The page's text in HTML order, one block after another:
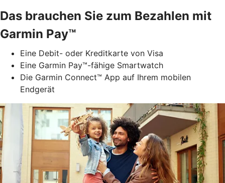
Das brauchen Sie zum Bezahlen mit
Garmin Pay™
Eine Debit- oder Kreditkarte von Visa
Eine Garmin Pay™-fähige Smartwatch
Die Garmin Connect™ App auf Ihrem mobilen
Endgerät